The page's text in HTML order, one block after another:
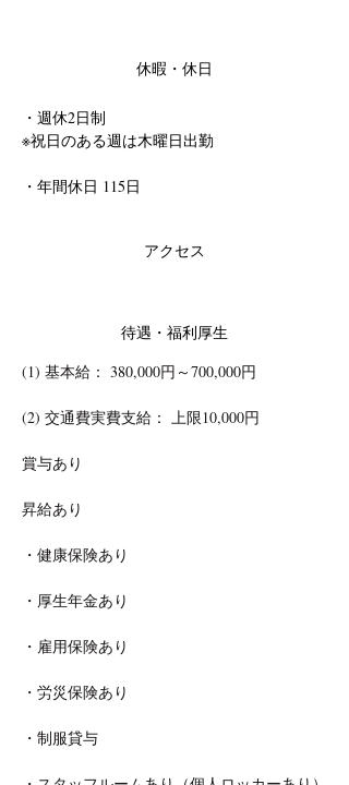
休暇・休日
・週休2日制
※祝日のある週は木曜日出勤
・年間休日 115日
アクセス
待遇・福利厚生
(1) 基本給： 380,000円～700,000円
(2) 交通費実費支給： 上限10,000円
賞与あり
昇給あり
・健康保険あり
・厚生年金あり
・雇用保険あり
・労災保険あり
・制服貸与